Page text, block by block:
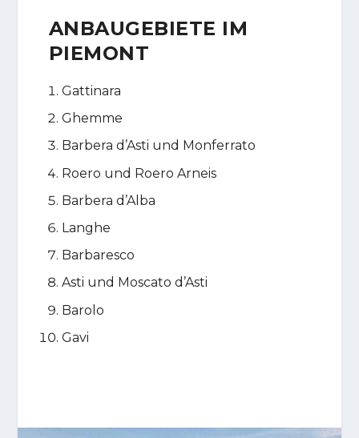
ANBAUGEBIETE IM
PIEMONT
Gattinara
Ghemme
Barbera d’Asti und Monferrato
Roero und Roero Arneis
Barbera d’Alba
Langhe
Barbaresco
Asti und Moscato d’Asti
Barolo
Gavi